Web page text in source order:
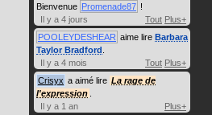
Bienvenue Promenade87 !
Il y a 4 jours
Tout Plus+
POOLEYDESHEAR aime lire Barbara
Taylor Bradford
Il y a 4 mois
Tout Plus+
Crisyx a aimé lire La rage de
l'expression
Il y a 1 an
Plus+